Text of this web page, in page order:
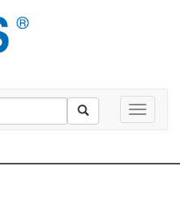
Toggle